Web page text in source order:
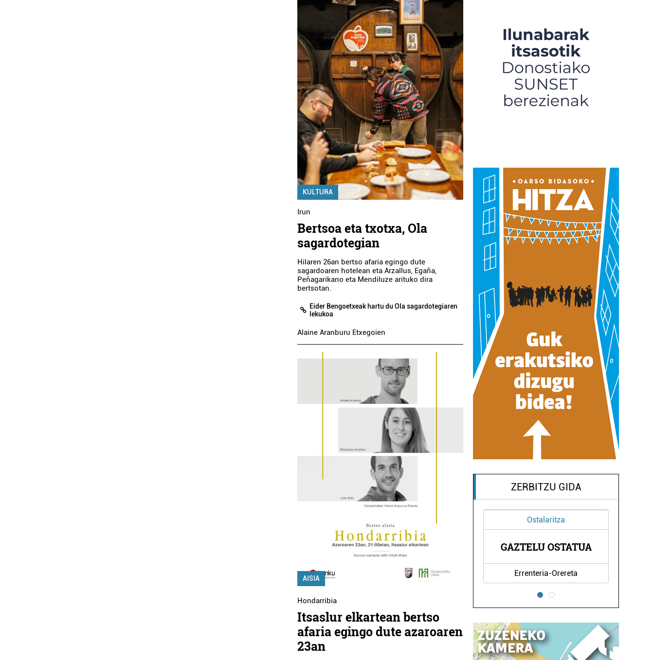
KULTURA
Irun
Bertsoa eta txotxa, Ola
sagardotegian
Hilaren 26an bertso afaria egingo dute
sagardoaren hotelean eta Arzallus, Egaña,
Peñagarikano eta Mendiluze arituko dira
bertsotan.
Eider Bengoetxeak hartu du Ola sagardotegiaren
lekukoa
Alaine Aranburu Etxegoien
AISIA
Hondarribia
Itsaslur elkartean bertso
afaria egingo dute azaroaren
23an
ZERBITZU GIDA
CLINICAUDIO
Errenteria-Orereta
Ostalaritza
GAZTELU OSTATUA
Errenteria-Orereta